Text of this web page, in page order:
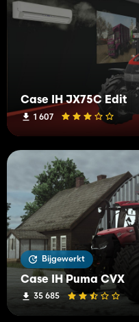
Case IH JX75C Edit
1 607
Bijgewerkt
Case IH Puma CVX
35 685